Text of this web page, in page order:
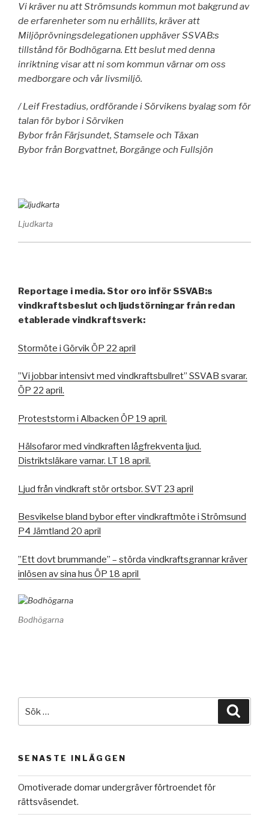
Vi kräver nu att Strömsunds kommun mot bakgrund av
de erfarenheter som nu erhållits, kräver att
Miljöprövningsdelegationen upphäver SSVAB:s
tillstånd för Bodhögarna. Ett beslut med denna
inriktning visar att ni som kommun värnar om oss
medborgare och vår livsmiljö.
/ Leif Frestadius, ordförande i Sörvikens byalag som för
talan för bybor i Sörviken
Bybor från Färjsundet, Stamsele och Täxan
Bybor från Borgvattnet, Borgänge och Fullsjön
Ljudkarta
Reportage i media. Stor oro inför SSVAB:s
vindkraftsbeslut och ljudstörningar från redan
etablerade vindkraftsverk:
Stormöte i Görvik ÖP 22 april
”Vi jobbar intensivt med vindkraftsbullret” SSVAB svarar.
ÖP 22 april.
Proteststorm i Albacken ÖP 19 april.
Hälsofaror med vindkraften lågfrekventa ljud.
Distriktsläkare varnar. LT 18 april.
Ljud från vindkraft stör ortsbor. SVT 23 april
Besvikelse bland bybor efter vindkraftmöte i Strömsund
P4 Jämtland 20 april
”Ett dovt brummande” – störda vindkraftsgrannar kräver
inlösen av sina hus ÖP 18 april
Bodhögarna
SENASTE INLÄGGEN
Omotiverade domar undergräver förtroendet för
rättsväsendet.